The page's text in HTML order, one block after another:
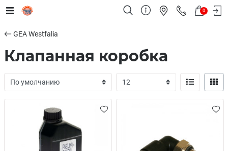
0
GEA Westfalia
Клапанная коробка